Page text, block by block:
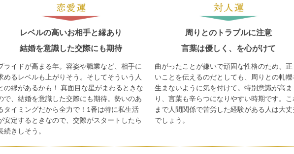
レベルの高いお相手と縁あり
結婚を意識した交際にも期待
ライドが高まる年。容姿や職業など、相手に
めるレベルも上がりそう。そしてそういう人
の縁があるかも！ 真面目な星がまわるときな
で、結婚を意識した交際にも期待。勢いのあ
タイミングだから全力で！1番は特に私生活
安定するときなので、交際がスタートしたら
続きしそう。
周りとのトラブルに注意
言葉は優しく、を心がけて
曲がったことが嫌いで頑固な性格のため、正
いことを伝えるのだとしても、周りとの軋轢
生まないように気を付けて。特別意識が高ま
り、言葉も辛らつになりやすい時期です。こ
まで人間関係で苦労した経験がある人は大丈
でしょう。